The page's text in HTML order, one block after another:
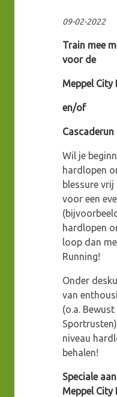
09-02-2022
Train mee
voor de
Meppel City
en/of
Wil je
hardlopen
blessure
voor een
hardlopen
loop dan
Running!
Onder
van
(o.a.
niveau
behalen!
Speciale
Meppel City